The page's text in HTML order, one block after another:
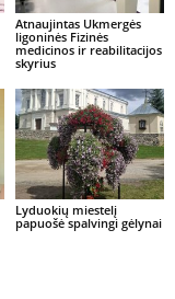
Atnaujintas Ukmergės
ligoninės Fizinės
medicinos ir reabilitacijos
skyrius
Lyduokių miestelį
papuošė spalvingi gėlynai